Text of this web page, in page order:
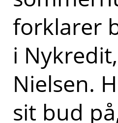
forklarer
i
Nielsen.
sit bud